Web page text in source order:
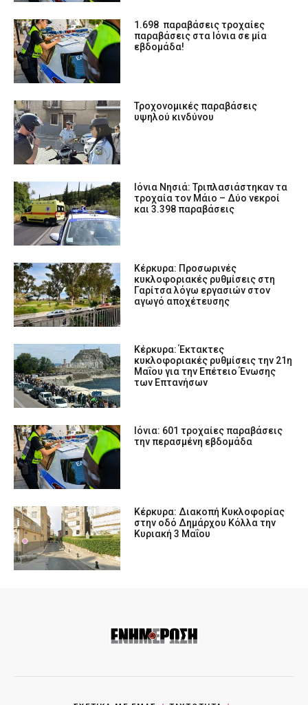
1.698 παραβάσεις τροχαίες
παραβάσεις στα Ιόνια σε μία
εβδομάδα!
Τροχονομικές παραβάσεις
υψηλού κινδύνου
Ιόνια Νησιά: Τριπλασιάστηκαν τα
τροχαία τον Μάιο – Δύο νεκροί
και 3.398 παραβάσεις
Κέρκυρα: Προσωρινές
κυκλοφοριακές ρυθμίσεις στη
Γαρίτσα λόγω εργασιών στον
αγωγό αποχέτευσης
Κέρκυρα: Έκτακτες
κυκλοφοριακές ρυθμίσεις την 21η
Μαΐου για την Επέτειο Ένωσης
των Επτανήσων
Ιόνια: 601 τροχαίες παραβάσεις
την περασμένη εβδομάδα
Κέρκυρα: Διακοπή Κυκλοφορίας
στην οδό Δημάρχου Κόλλα την
Κυριακή 3 Μαΐου